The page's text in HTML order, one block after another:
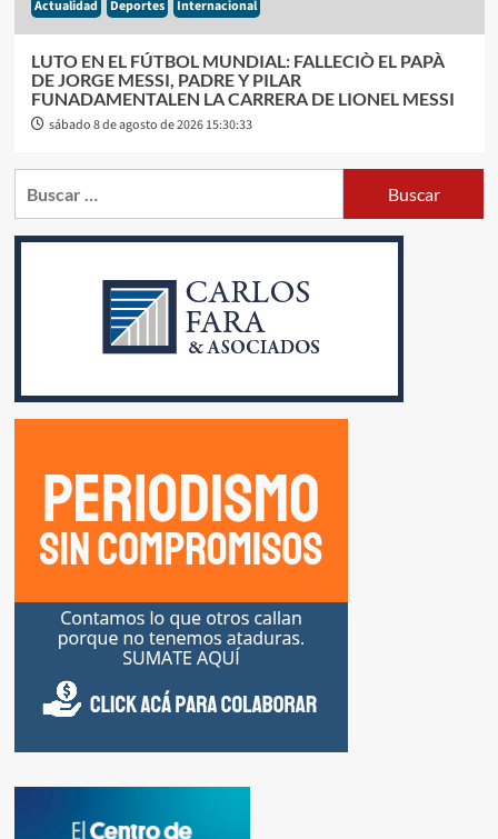
Actualidad Deportes Internacional
LUTO EN EL FÚTBOL MUNDIAL: FALLECIÒ EL PAPÀ
DE JORGE MESSI, PADRE Y PILAR
FUNADAMENTALEN LA CARRERA DE LIONEL MESSI
sábado 8 de agosto de 2026 15:30:33